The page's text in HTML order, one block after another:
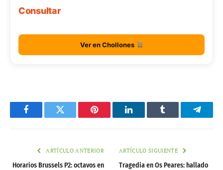
Consultar
Ver en Chollones
FacebookTwitter Pinterest LinkedInTumblr
ARTÍCULO ANTERIOR
Horarios Brussels P2: octavos en
ARTÍCULO SIGUIENTE
Tragedia en Os Peares: hallado